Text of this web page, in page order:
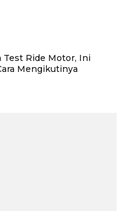
Test Ride Motor, Ini
Mengikutinya